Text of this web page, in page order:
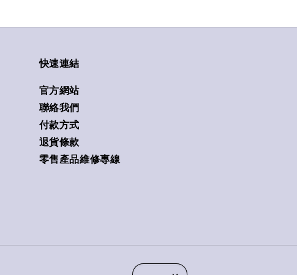
快速連結
官方網站
聯絡我們
付款方式
退貨條款
零售產品維修專線